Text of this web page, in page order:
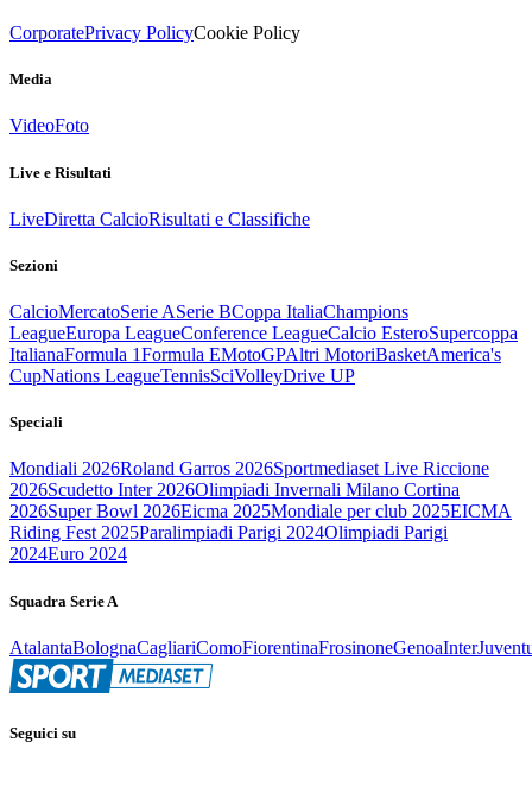
CorporatePrivacy PolicyCookie Policy
Media
VideoFoto
Live e Risultati
LiveDiretta CalcioRisultati e Classifiche
Sezioni
CalcioMercatoSerie ASerie BCoppa ItaliaChampions
LeagueEuropa LeagueConference LeagueCalcio EsteroSupercoppa
ItalianaFormula 1Formula EMotoGPAltri MotoriBasketAmerica's
CupNations LeagueTennisSciVolleyDrive UP
Speciali
Mondiali 2026Roland Garros 2026Sportmediaset Live Riccione
2026Scudetto Inter 2026Olimpiadi Invernali Milano Cortina
2026Super Bowl 2026Eicma 2025Mondiale per club 2025EICMA
Riding Fest 2025Paralimpiadi Parigi 2024Olimpiadi Parigi
2024Euro 2024
Squadra Serie A
AtalantaBolognaCagliariComoFiorentinaFrosinoneGenoaInter
Seguici su